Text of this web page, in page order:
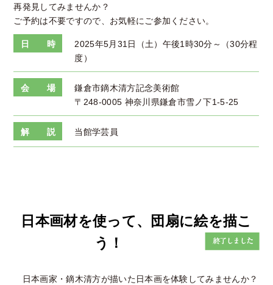
再発見してみませんか？
ご予約は不要ですので、お気軽にご参加ください。
日 時
2025年5月31日（土）午後1時30分～（30分程
度）
会 場
鎌倉市鏑木清方記念美術館
〒248-0005 神奈川県鎌倉市雪ノ下1-5-25
解 説 当館学芸員
日本画材を使って、団扇に絵を描こ
う！
日本画家・鏑木清方が描いた日本画を体験してみませんか？